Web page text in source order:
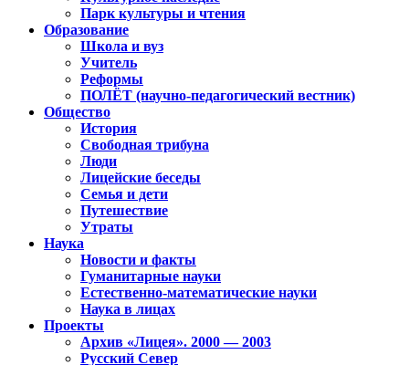
Парк культуры и чтения
Образование
Школа и вуз
Учитель
Реформы
ПОЛЁТ (научно-педагогический вестник)
Общество
История
Свободная трибуна
Люди
Лицейские беседы
Семья и дети
Путешествие
Утраты
Наука
Новости и факты
Гуманитарные науки
Естественно-математические науки
Наука в лицах
Проекты
Архив «Лицея». 2000 — 2003
Русский Север